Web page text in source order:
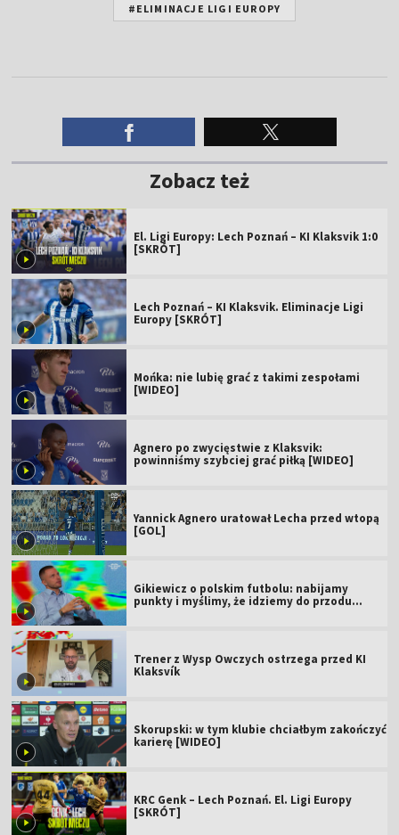
#ELIMINACJE LIGI EUROPY
Zobacz też
El. Ligi Europy: Lech Poznań – KI Klaksvik 1:0
[SKRÓT]
Lech Poznań – KI Klaksvik. Eliminacje Ligi
Europy [SKRÓT]
Mońka: nie lubię grać z takimi zespołami
[WIDEO]
Agnero po zwycięstwie z Klaksvik:
powinniśmy szybciej grać piłką [WIDEO]
Yannick Agnero uratował Lecha przed wtopą
[GOL]
Gikiewicz o polskim futbolu: nabijamy
punkty i myślimy, że idziemy do przodu
Trener z Wysp Owczych ostrzega przed KI
Klaksvík
Skorupski: w tym klubie chciałbym zakończyć
karierę [WIDEO]
KRC Genk – Lech Poznań. El. Ligi Europy
[SKRÓT]